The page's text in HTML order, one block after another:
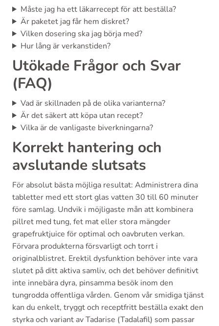
Måste jag ha ett läkarrecept för att beställa?
Är paketet jag får hem diskret?
Vilken dosering ska jag börja med?
Hur lång är verkanstiden?
Utökade Frågor och Svar
(FAQ)
Vad är skillnaden på de olika varianterna?
Är det säkert att köpa utan recept?
Vilka är de vanligaste biverkningarna?
Korrekt hantering och
avslutande slutsats
För absolut bästa möjliga resultat: Administrera dina
tabletter med ett stort glas vatten 30 till 60 minuter
före samlag. Undvik i möjligaste mån att kombinera
pillret med tung, fet mat eller stora mängder
grapefruktjuice för optimal och oavbruten verkan.
Förvara produkterna försvarligt och torrt i
originalblistret. Erektil dysfunktion behöver inte vara
slutet på ditt aktiva samliv, och det behöver definitivt
inte innebära dyra, pinsamma besök inom den
tungrodda offentliga vården. Genom vår smidiga tjänst
kan du enkelt, tryggt och receptfritt beställa exakt den
styrka och variant av Tadarise (Tadalafil) som passar